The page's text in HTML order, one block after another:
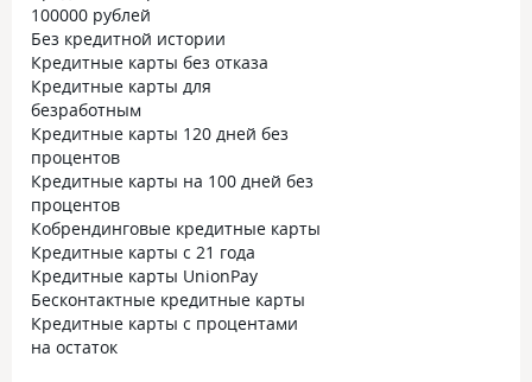
100000 рублей
Без кредитной истории
Кредитные карты без отказа
Кредитные карты для
безработным
Кредитные карты 120 дней без
процентов
Кредитные карты на 100 дней без
процентов
Кобрендинговые кредитные карты
Кредитные карты с 21 года
Кредитные карты UnionPay
Бесконтактные кредитные карты
Кредитные карты с процентами
на остаток